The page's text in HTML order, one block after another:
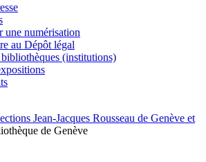
une numérisation
au Dépôt légal
bibliothèques (institutions)